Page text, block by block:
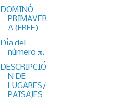
DOMINÓ
PRIMAVER
A (FREE)
Día del
número 𝛑.
DESCRIPCIÓ
N DE
LUGARES/
PAISAJES